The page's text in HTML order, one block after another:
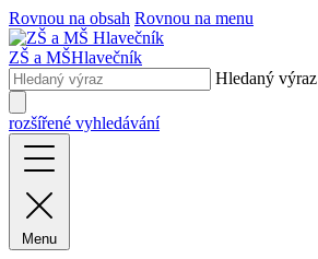
Rovnou na obsah Rovnou na menu
ZŠ a MŠHlavečník
Hledaný výraz
rozšířené vyhledávání
Menu